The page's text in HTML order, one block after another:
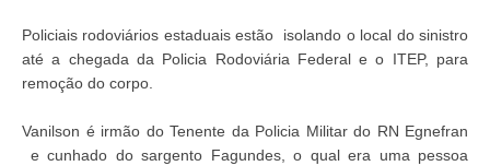
Policiais rodoviários estaduais estão isolando o local do sinistro
até a chegada da Policia Rodoviária Federal e o ITEP, para
remoção do corpo.
Vanilson é irmão do Tenente da Policia Militar do RN Egnefran
e cunhado do sargento Fagundes, o qual era uma pessoa